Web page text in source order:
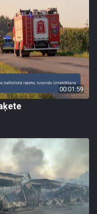
00:01:59